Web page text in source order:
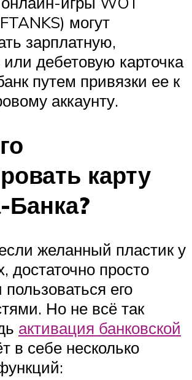
могут
зарплатную,
дебетовую карточка
путем привязки ее к
аккаунту.
карту
желанный пластик у
достаточно просто
пользоваться его
Но не всё так
активация банковской
в себе несколько